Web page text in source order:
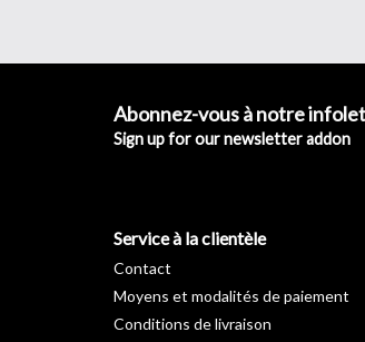
Abonnez-vous à notre
Sign up for our newsletter addon
Service à la clientèle
Contact
Moyens et modalités de paiement
Conditions de livraison